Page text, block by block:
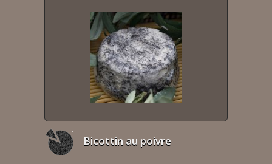
Bicottin au poivre